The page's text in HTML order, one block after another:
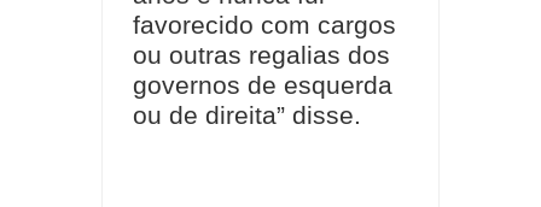
favorecido com cargos
ou outras regalias dos
governos de esquerda
ou de direita” disse.